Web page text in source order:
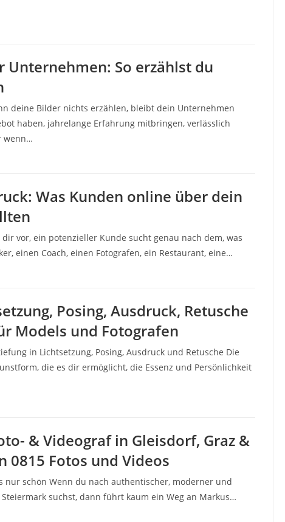
So erzählst du
deine Bilder nichts erzählen, bleibt dein Unternehmen
haben, jahrelange Erfahrung mitbringen, verlässlich
wenn…
Was Kunden online über dein
vor, ein potenzieller Kunde sucht genau nach dem, was
einen Coach, einen Fotografen, ein Restaurant, eine…
Posing, Ausdruck, Retusche
Models und Fotografen
in Lichtsetzung, Posing, Ausdruck und Retusche Die
die es dir ermöglicht, die Essenz und Persönlichkeit
& Videograf in Gleisdorf, Graz &
0815 Fotos und Videos
nur schön Wenn du nach authentischer, moderner und
suchst, dann führt kaum ein Weg an Markus…